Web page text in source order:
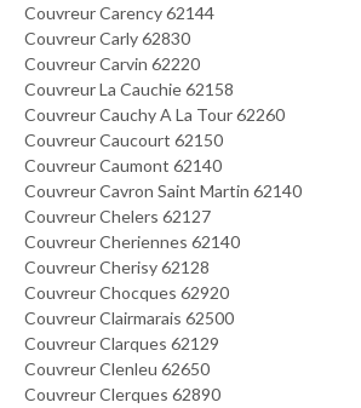
Couvreur Carency 62144
Couvreur Carly 62830
Couvreur Carvin 62220
Couvreur La Cauchie 62158
Couvreur Cauchy A La Tour 62260
Couvreur Caucourt 62150
Couvreur Caumont 62140
Couvreur Cavron Saint Martin 62140
Couvreur Chelers 62127
Couvreur Cheriennes 62140
Couvreur Cherisy 62128
Couvreur Chocques 62920
Couvreur Clairmarais 62500
Couvreur Clarques 62129
Couvreur Clenleu 62650
Couvreur Clerques 62890